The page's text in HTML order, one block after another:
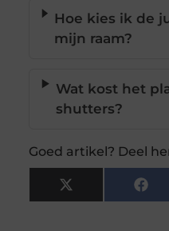
Hoe kies ik de
mijn raam?
Wat kost het
shutters?
Goed artikel? Deel
X
(Twitter)